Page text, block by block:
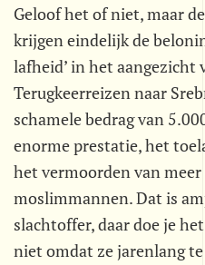
Geloof het of niet, maar
krijgen eindelijk de
lafheid’ in het aangezicht
Terugkeerreizen naar
schamele bedrag van
enorme prestatie, het
het vermoorden van meer
moslimmannen. Dat is
slachtoffer, daar doe je
niet omdat ze jarenlang